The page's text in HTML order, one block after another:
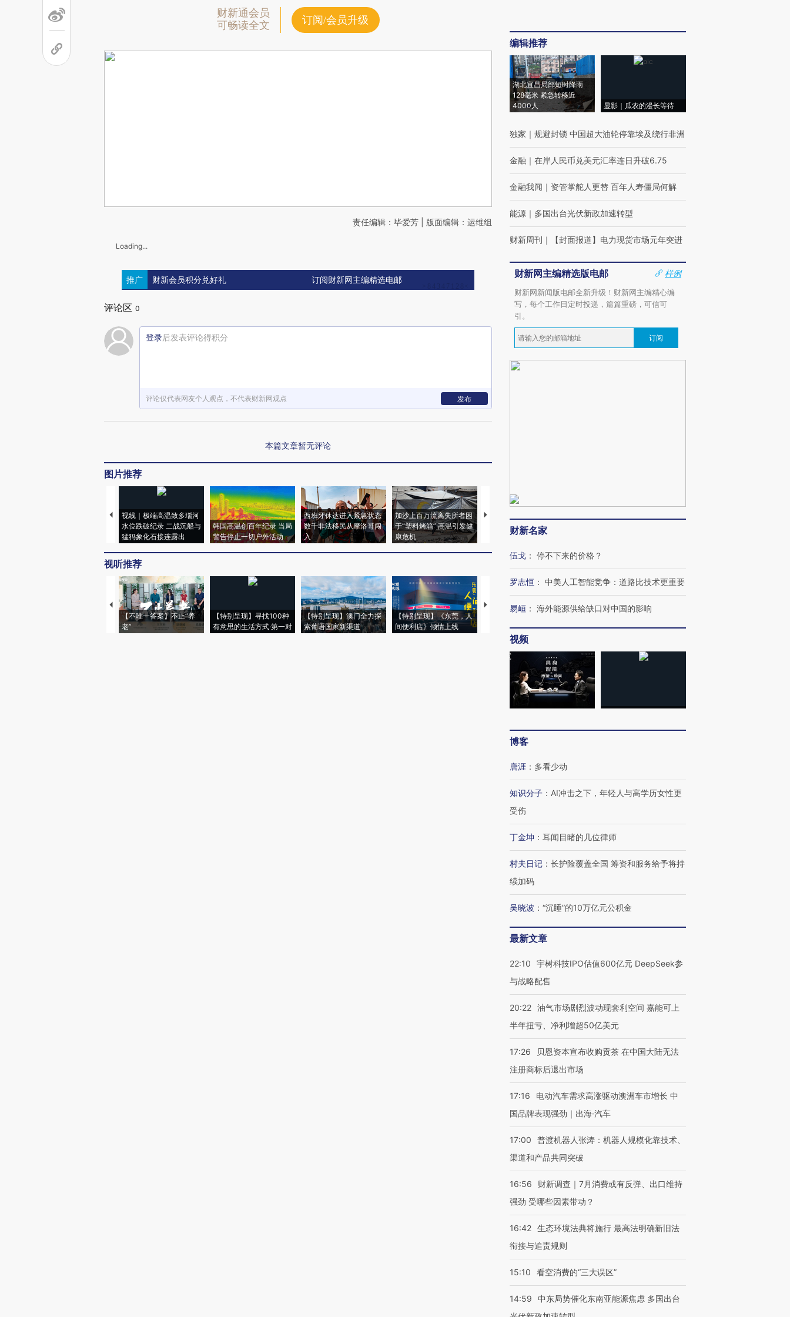
财新通会员
可畅读全文
订阅/会员升级
责任编辑：毕爱芳 | 版面编辑：运维组
Loading...
推广 财新会员积分兑好礼 订阅财新网主编精选电邮
评论区 0
登录后发表评论得积分
评论仅代表网友个人观点，不代表财新网观点 发布
本篇文章暂无评论
图片推荐
视线｜极端高温致多瑙河
水位跌破纪录 二战沉船与
猛犸象化石接连露出
韩国高温创百年纪录 当局
警告停止一切户外活动
西班牙休达进入紧急状态
数千非法移民从摩洛哥闯
入
加沙上百万流离失所者困
于“塑料烤箱” 高温引发健
康危机
视线｜HYROX的吸金
术：是什么让中产们甘
心“花钱找虐”？
视听推荐
【不唯一答案】不止“养
老”
【特别呈现】寻找100种
有意思的生活方式·第一对
【特别呈现】澳门全力探
索葡语国家新渠道
【特别呈现】《东莞，人
间便利店》倾情上线
【推广】走进第四届链博
有意思的生活方式·第三对
住三大增长引擎是什么？
编辑推荐
湖北宜昌局部短时降雨
128毫米 紧急转移近
4000人
显影｜瓜农的漫长等待
独家 ｜ 规避封锁 中国超大油轮停靠埃及绕行非洲
金融 ｜ 在岸人民币兑美元汇率连日升破6.75
金融我闻 ｜ 资管掌舵人更替 百年人寿僵局何解
能源 ｜ 多国出台光伏新政加速转型
财新周刊 ｜ 【封面报道】电力现货市场元年突进
财新网主编精选版电邮
样例
财新网新闻版电邮全新升级！财新网主编精心编
写，每个工作日定时投递，篇篇重磅，可信可
引。
订阅
财新名家
伍戈 ： 停不下来的价格？
罗志恒 ： 中美人工智能竞争：道路比技术更重要
易峘 ： 海外能源供给缺口对中国的影响
视频
博客
唐涯 ： 多看少动
知识分子 ： AI冲击之下，年轻人与高学历女性更
受伤
丁金坤 ： 耳闻目睹的几位律师
村夫日记 ： 长护险覆盖全国 筹资和服务给予将持
续加码
吴晓波 ： “沉睡”的10万亿元公积金
最新文章
22:10
宇树科技IPO估值600亿元 DeepSeek参
与战略配售
20:22 油气市场剧烈波动现套利空间 嘉能可上
半年扭亏、净利增超50亿美元
17:26
贝恩资本宣布收购贡茶 在中国大陆无法
注册商标后退出市场
17:16
电动汽车需求高涨驱动澳洲车市增长 中
国品牌表现强劲｜出海·汽车
17:00
普渡机器人张涛：机器人规模化靠技术、
渠道和产品共同突破
16:56
财新调查｜7月消费或有反弹、出口维持
强劲 受哪些因素带动？
16:42 生态环境法典将施行 最高法明确新旧法
衔接与追责规则
15:10 看空消费的“三大误区”
14:59
中东局势催化东南亚能源焦虑 多国出台